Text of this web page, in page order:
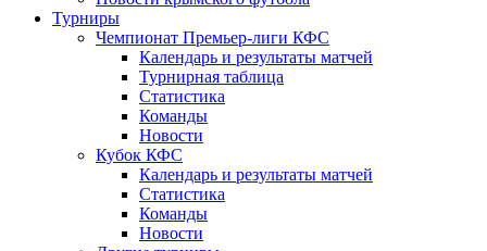
Турниры
Чемпионат Премьер-лиги КФС
Календарь и результаты матчей
Турнирная таблица
Статистика
Команды
Новости
Кубок КФС
Календарь и результаты матчей
Статистика
Команды
Новости